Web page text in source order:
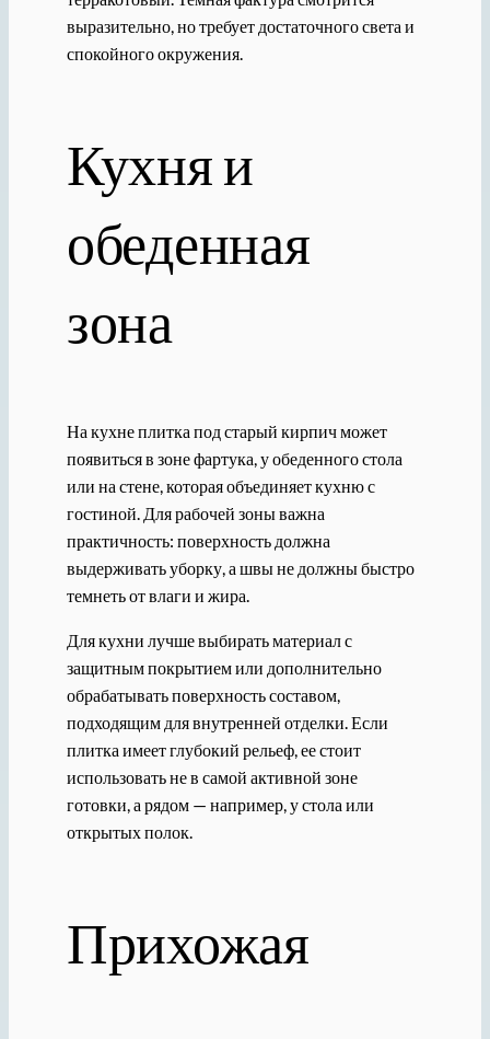
выразительно, но требует достаточного света и
спокойного окружения.
Кухня и
обеденная
зона
На кухне плитка под старый кирпич может
появиться в зоне фартука, у обеденного стола
или на стене, которая объединяет кухню с
гостиной. Для рабочей зоны важна
практичность: поверхность должна
выдерживать уборку, а швы не должны быстро
темнеть от влаги и жира.
Для кухни лучше выбирать материал с
защитным покрытием или дополнительно
обрабатывать поверхность составом,
подходящим для внутренней отделки. Если
плитка имеет глубокий рельеф, ее стоит
использовать не в самой активной зоне
готовки, а рядом — например, у стола или
открытых полок.
Прихожая